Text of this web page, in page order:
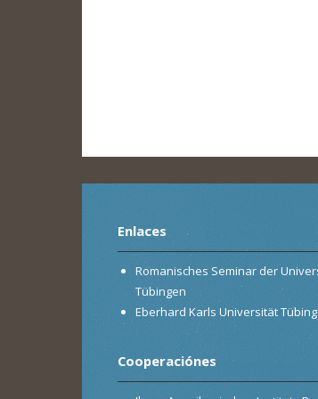
Enlaces
Romanisches Seminar der
Tübingen
Eberhard Karls Universität
Cooperaciónes